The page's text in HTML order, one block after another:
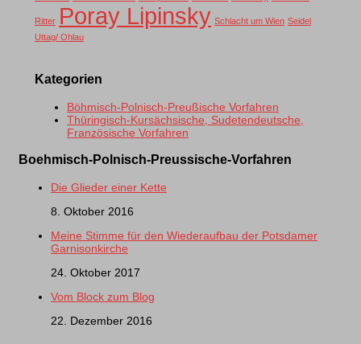
Ritter Poray Lipinsky Schlacht um Wien Seidel
Uttag/ Ohlau
Kategorien
Böhmisch-Polnisch-Preußische Vorfahren
Thüringisch-Kursächsische, Sudetendeutsche,
Französische Vorfahren
Boehmisch-Polnisch-Preussische-Vorfahren
Die Glieder einer Kette
8. Oktober 2016
Meine Stimme für den Wiederaufbau der Potsdamer
Garnisonkirche
24. Oktober 2017
Vom Block zum Blog
22. Dezember 2016